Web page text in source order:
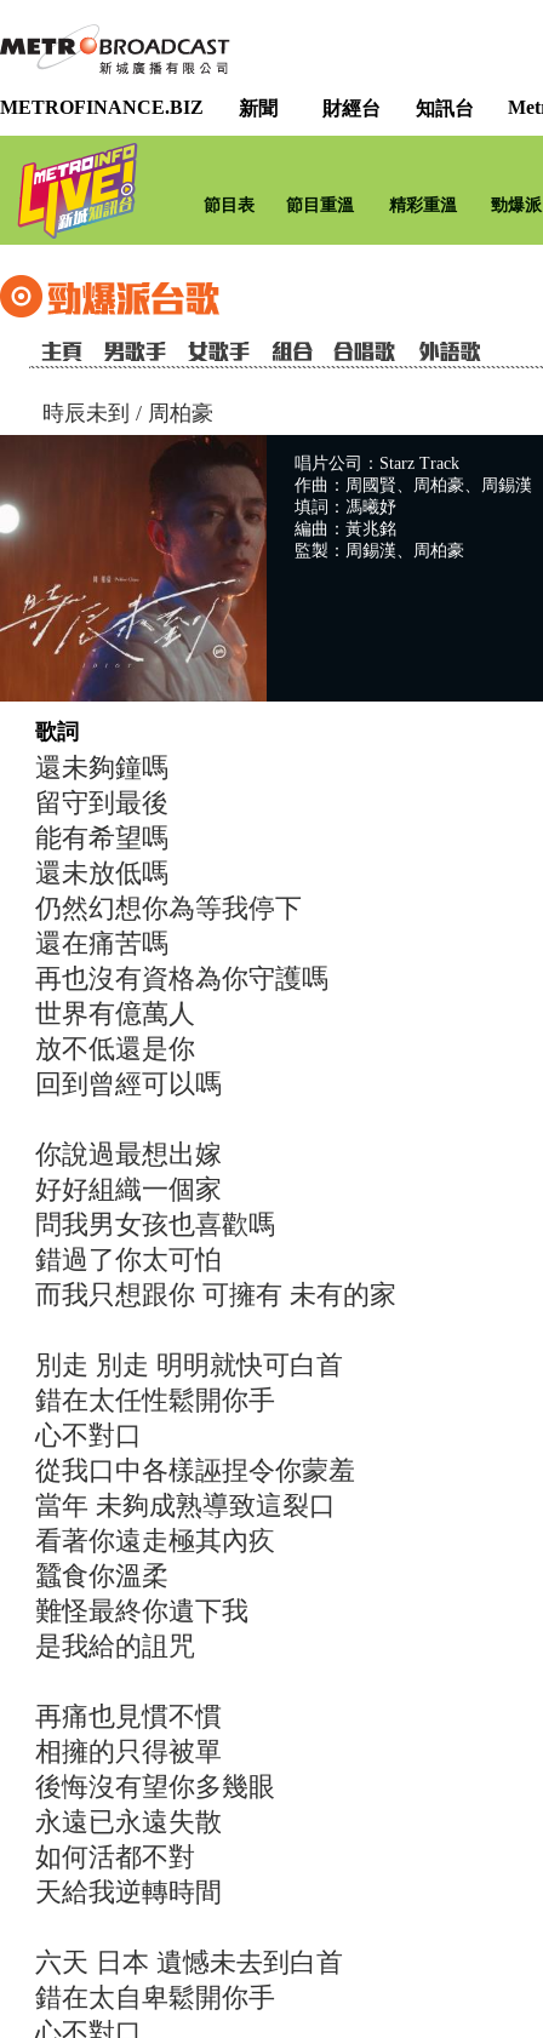
METROFINANCE.BIZ 新聞 財經台 知訊台
節目表 節目重溫 精彩重溫 勁爆
時辰未到 / 周柏豪
唱片公司：Starz Track
作曲：周國賢、周柏豪、周錫漢
填詞：馮曦妤
編曲：黃兆銘
監製：周錫漢、周柏豪
歌詞
還未夠鐘嗎
留守到最後
能有希望嗎
還未放低嗎
仍然幻想你為等我停下
還在痛苦嗎
再也沒有資格為你守護嗎
世界有億萬人
放不低還是你
回到曾經可以嗎
你說過最想出嫁
好好組織一個家
問我男女孩也喜歡嗎
錯過了你太可怕
而我只想跟你 可擁有 未有的家
別走 別走 明明就快可白首
錯在太任性鬆開你手
心不對口
從我口中各樣誣捏令你蒙羞
當年 未夠成熟導致這裂口
看著你遠走極其內疚
蠶食你溫柔
難怪最終你遺下我
是我給的詛咒
再痛也見慣不慣
相擁的只得被單
後悔沒有望你多幾眼
永遠已永遠失散
如何活都不對
天給我逆轉時間
六天 日本 遺憾未去到白首
錯在太自卑鬆開你手